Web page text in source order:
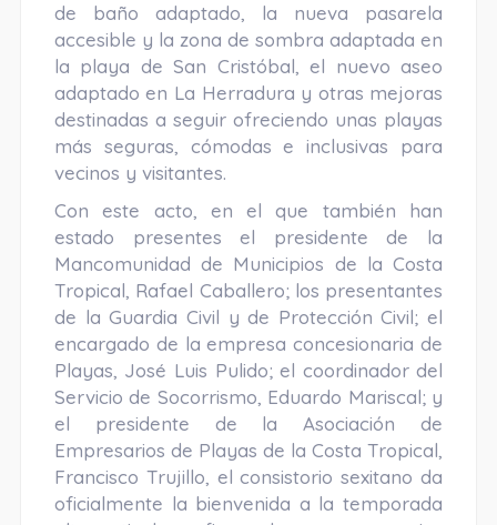
de baño adaptado, la nueva pasarela
accesible y la zona de sombra adaptada en
la playa de San Cristóbal, el nuevo aseo
adaptado en La Herradura y otras mejoras
destinadas a seguir ofreciendo unas playas
más seguras, cómodas e inclusivas para
vecinos y visitantes.
Con este acto, en el que también han
estado presentes el presidente de la
Mancomunidad de Municipios de la Costa
Tropical, Rafael Caballero; los presentantes
de la Guardia Civil y de Protección Civil; el
encargado de la empresa concesionaria de
Playas, José Luis Pulido; el coordinador del
Servicio de Socorrismo, Eduardo Mariscal; y
el presidente de la Asociación de
Empresarios de Playas de la Costa Tropical,
Francisco Trujillo, el consistorio sexitano da
oficialmente la bienvenida a la temporada